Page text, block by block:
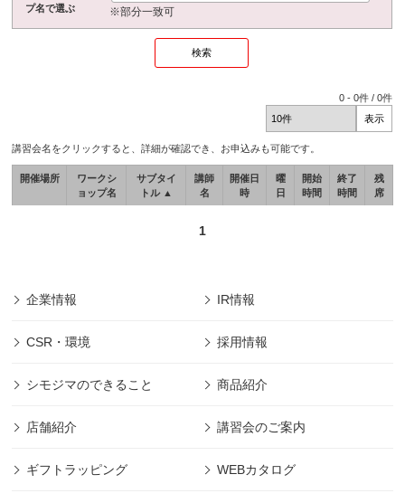
プ名で選ぶ
※部分一致可
0 -0件 /0件
講習会名をクリックすると、詳細が確認でき、お申込みも可能です。
開催場所
ワークシ
ョップ名
サブタイ
トル ▲
講師
名
開催日
時
曜
日
開始
時間
終了
時間
残
席
1
企業情報 IR情報
CSR・環境 採用情報
シモジマのできること 商品紹介
店舗紹介 講習会のご案内
ギフトラッピング WEBカタログ